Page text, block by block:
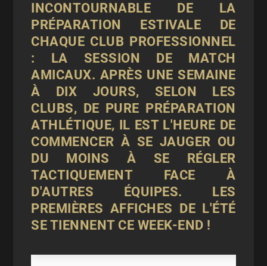
INCONTOURNABLE DE LA
PRÉPARATION ESTIVALE DE
CHAQUE CLUB PROFESSIONNEL
: LA SESSION DE MATCH
AMICAUX. APRÈS UNE SEMAINE
À DIX JOURS, SELON LES
CLUBS, DE PURE PRÉPARATION
ATHLÉTIQUE, IL EST L'HEURE DE
COMMENCER À SE JAUGER OU
DU MOINS À SE RÉGLER
TACTIQUEMENT FACE À
D'AUTRES ÉQUIPES. LES
PREMIÈRES AFFICHES DE L'ÉTÉ
SE TIENNENT CE WEEK-END !